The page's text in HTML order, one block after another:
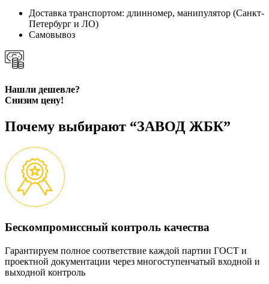
Доставка транспортом: длинномер, манипулятор (Санкт-
Петербург и ЛО)
Самовывоз
Нашли дешевле?
Снизим цену!
Почему выбирают “ЗАВОД ЖБК”
Бескомпромиссный контроль качества
Гарантируем полное соответствие каждой партии ГОСТ и
проектной документации через многоступенчатый входной и
выходной контроль